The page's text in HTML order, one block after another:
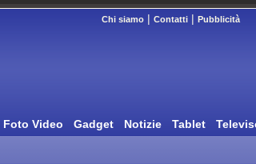
Chi siamo | Contatti | Pubblicità
Foto Video Gadget Notizie Tablet